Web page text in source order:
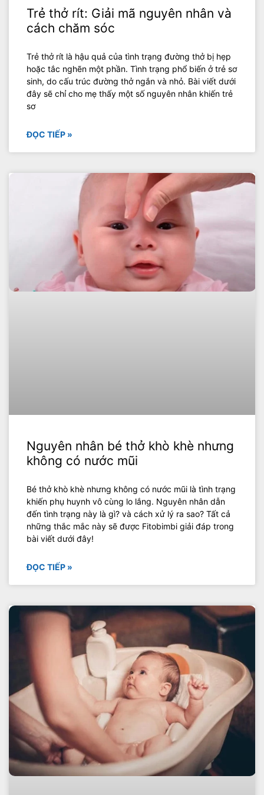
Trẻ thở rít: Giải mã nguyên nhân và
cách chăm sóc
Trẻ thở rít là hậu quả của tình trạng đường thở bị hẹp
hoặc tắc nghẽn một phần. Tình trạng phổ biến ở trẻ sơ
sinh, do cấu trúc đường thở ngắn và nhỏ. Bài viết dưới
đây sẽ chỉ cho mẹ thấy một số nguyên nhân khiến trẻ
sơ
ĐỌC TIẾP »
Nguyên nhân bé thở khò khè nhưng
không có nước mũi
Bé thở khò khè nhưng không có nước mũi là tình trạng
khiến phụ huynh vô cùng lo lắng. Nguyên nhân dẫn
đến tình trạng này là gì? và cách xử lý ra sao? Tất cả
những thắc mắc này sẽ được Fitobimbi giải đáp trong
bài viết dưới đây!
ĐỌC TIẾP »